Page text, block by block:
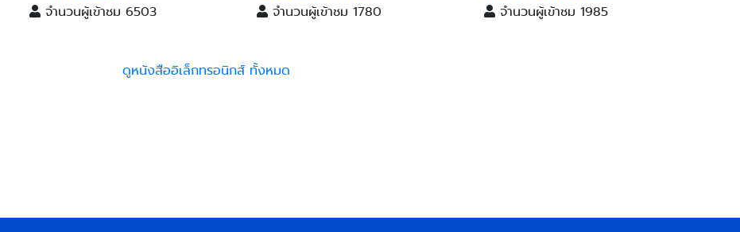
จำนวนผู้เข้าชม 6503
จำนวนผู้เข้าชม 1780
จำนวนผู้เข้าชม 1985
ดูหนังสืออิเล็กทรอนิกส์ ทั้งหมด